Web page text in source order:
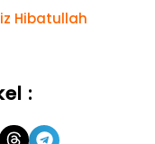
Hibatullah
: